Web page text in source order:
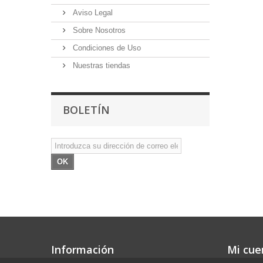
Aviso Legal
Sobre Nosotros
Condiciones de Uso
Nuestras tiendas
BOLETÍN
OK
Información Mi